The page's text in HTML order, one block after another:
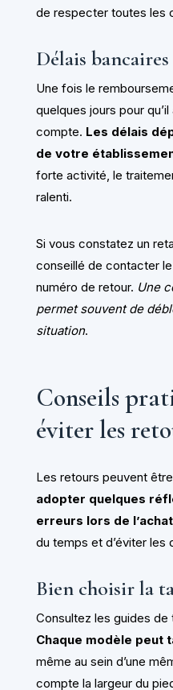
de respecter toutes les
Délais
Une fois le
quelques jours pour
compte. Les délais
de votre
forte activité, le
ralenti.
Si vous constatez un
conseillé de contacter
numéro de retour. Une
permet souvent de
situation.
Conseils
éviter les
Les retours peuvent
adopter quelques
erreurs lors de l’achat
du temps et d’éviter les
Bien choisir la
Consultez les guides de
Chaque modèle peut
même au sein d’une
compte la largeur du